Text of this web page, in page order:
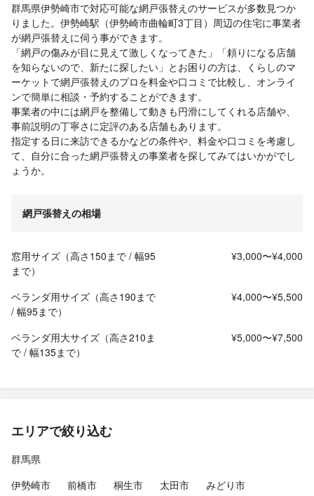
群馬県伊勢崎市で対応可能な網戸張替えのサービスが多数見つか
りました。伊勢崎駅（伊勢崎市曲輪町3丁目）周辺の住宅に事業者
が網戸張替えに伺う事ができます。
「網戸の傷みが目に見えて激しくなってきた」「頼りになる店舗
を知らないので、新たに探したい」とお困りの方は、くらしのマ
ーケットで網戸張替えのプロを料金や口コミで比較し、オンライ
ンで簡単に相談・予約することができます。
事業者の中には網戸を整備して動きも円滑にしてくれる店舗や、
事前説明の丁寧さに定評のある店舗もあります。
指定する日に来訪できるかなどの条件や、料金や口コミを考慮し
て、自分に合った網戸張替えの事業者を探してみてはいかがでし
ょうか。
網戸張替えの相場
窓用サイズ（高さ150まで / 幅95
まで）
¥3,000〜¥4,000
ベランダ用サイズ（高さ190まで
/ 幅95まで）
¥4,000〜¥5,500
ベランダ用大サイズ（高さ210ま
で / 幅135まで）
¥5,000〜¥7,500
エリアで絞り込む
群馬県
伊勢崎市
前橋市 桐生市 太田市
みどり市